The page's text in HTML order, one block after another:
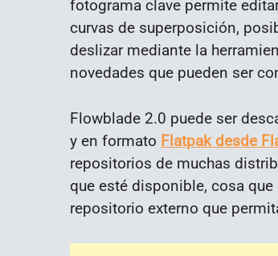
fotograma clave permite
curvas de superposición,
deslizar mediante la
novedades que pueden ser
Flowblade 2.0 puede ser
y en formato Flatpak desde
repositorios de muchas
que esté disponible, cosa
repositorio externo que